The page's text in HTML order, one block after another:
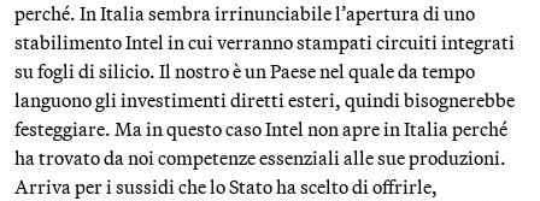
perché. In Italia sembra irrinunciabile l’apertura di uno
stabilimento Intel in cui verranno stampati circuiti integrati
su fogli di silicio. Il nostro è un Paese nel quale da tempo
languono gli investimenti diretti esteri, quindi bisognerebbe
festeggiare. Ma in questo caso Intel non apre in Italia perché
ha trovato da noi competenze essenziali alle sue produzioni.
Arriva per i sussidi che lo Stato ha scelto di offrirle,